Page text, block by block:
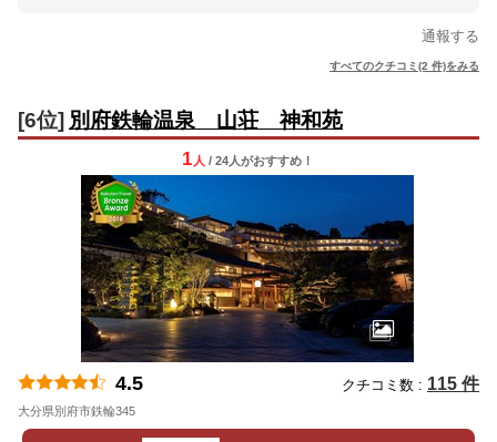
通報する
すべてのクチコミ(2 件)をみる
[6位] 別府鉄輪温泉 山荘 神和苑
1 人 / 24人がおすすめ！
4.5 クチコミ数 : 115 件
大分県別府市鉄輪345